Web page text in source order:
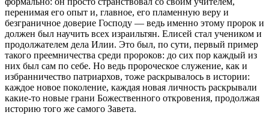
перенимая его опыт и, главное, его пламенную веру и
безграничное доверие Господу — ведь именно этому пророк и
должен был научить всех израильтян. Елисей стал учеником и
продолжателем дела Илии. Это был, по сути, первый пример
такого преемничества среди пророков: до сих пор каждый из
них был сам по себе. Но ведь пророческое служение, как и
избранничество патриархов, тоже раскрывалось в истории:
каждое новое поколение, каждая новая личность раскрывали
какие-то новые грани Божественного откровения, продолжая
историю того же самого Завета.